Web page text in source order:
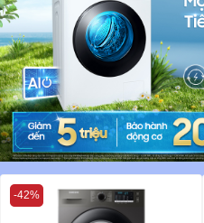
-42%